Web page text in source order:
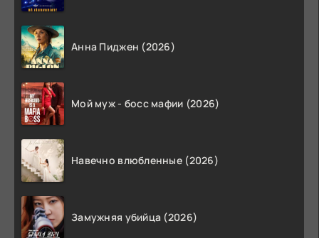
Анна Пиджен (2026)
Мой муж - босс мафии (2026)
Навечно влюбленные (2026)
Замужняя убийца (2026)